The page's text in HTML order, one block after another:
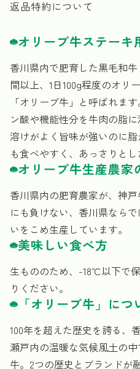
返品特約について
オリーブ牛ステーキ
香川県内で肥育した黒毛和
間以上、1日100g程度のオリ
「オリーブ牛」と呼ばれま
ン酸や機能性分を牛肉の脂
溶けがよく旨味が強いのに
も食べやすく、あっさりとし
オリーブ牛生産農家
香川県内の肥育農家が、神
にも負けない、香川県なら
いをこめ生産しています。
美味しい食べ方
生もののため、-18℃以下で
りください。
「オリーブ牛」につ
100年を超えた歴史を誇る、
瀬戸内の温暖な気候風土の
牛。2つの歴史とブランドが